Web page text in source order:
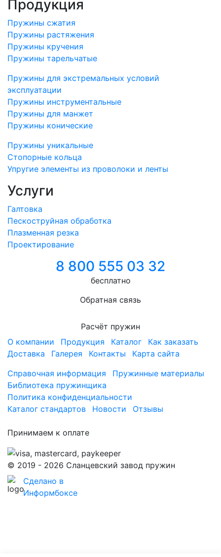
Продукция
Пружины сжатия
Пружины растяжения
Пружины кручения
Пружины тарельчатые
Пружины для экстремальных условий
эксплуатации
Пружины инструментальные
Пружины для манжет
Пружины конические
Пружины уникальные
Стопорные кольца
Упругие элементы из проволоки и ленты
Услуги
Галтовка
Пескоструйная обработка
Плазменная резка
Проектирование
8 800 555 03 32
бесплатно
Обратная связь
Расчёт пружин
О компании
Продукция Каталог
Как заказать
Доставка
Галерея Контакты
Карта сайта
Справочная информация
Пружинные материалы
Библиотека пружинщика
Политика конфиденциальности
Каталог стандартов
Новости Отзывы
Принимаем к оплате
© 2019 - 2026 Сланцевский завод пружин
Сделано в
Информбоксе